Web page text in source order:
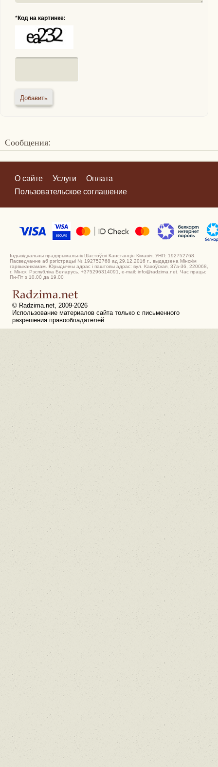
*Код на картинке:
Сообщения:
О сайте Услуги
Оплата
Пользовательское соглашение
Індывідуальны прадпрымальнік Шастоўскі Канстанцін Кімавіч, УНП: 192752768.
Пасведчанне аб рэгістрацыі № 192752768 ад 29.12.2016 г., выдадзена Мінскім
гарвыканкамам. Юрыдычны адрас і паштовы адрас: вул. Кахоўская, 37а-36, 220068,
г. Мінск, Рэспубліка Беларусь. +375296314091, e-mail: info@radzima.net. Час працы:
Пн-Пт з 10.00 да 19.00
© Radzima.net, 2009-2026
Использование материалов сайта только с письменного
разрешения правообладателей